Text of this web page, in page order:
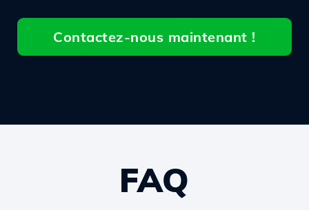
Contactez-nous maintenant !
FAQ